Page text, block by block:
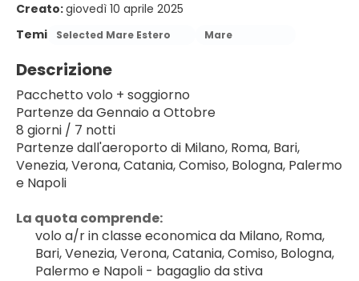
Creato:giovedì 10 aprile 2025
Temi
Selected Mare Estero Mare
Descrizione
Pacchetto volo + soggiorno
Partenze da Gennaio a Ottobre
8 giorni / 7 notti
Partenze dall'aeroporto di Milano, Roma, Bari,
Venezia, Verona, Catania, Comiso, Bologna, Palermo
e Napoli
La quota comprende:
volo a/r in classe economica da Milano, Roma,
Bari, Venezia, Verona, Catania, Comiso, Bologna,
Palermo e Napoli - bagaglio da stiva